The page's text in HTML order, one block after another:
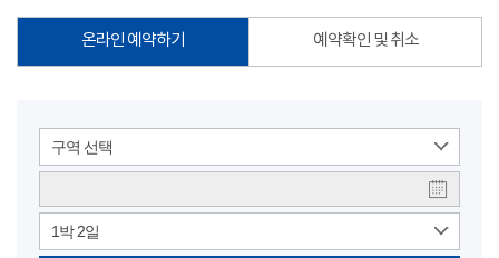
온라인 예약하기 예약확인 및 취소
구역 선택
1박 2일